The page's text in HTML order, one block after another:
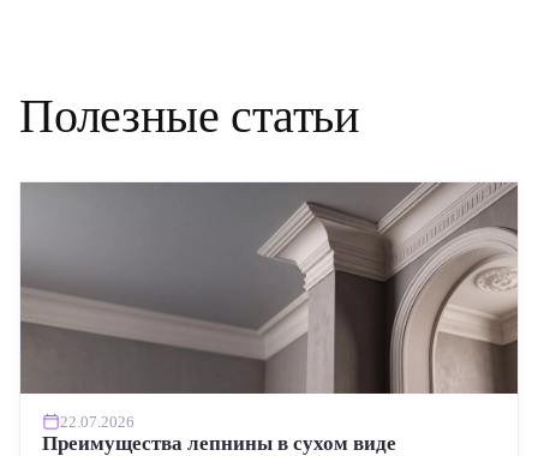
Полезные статьи
22.07.2026
Преимущества лепнины в сухом виде